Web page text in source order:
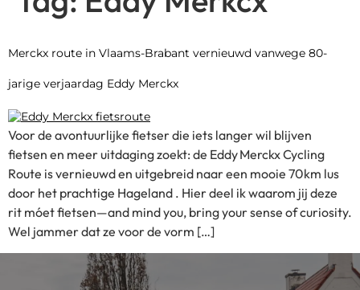
Merckx route in Vlaams-Brabant vernieuwd vanwege 80-
jarige verjaardag Eddy Merckx
Voor de avontuurlijke fietser die iets langer wil blijven
fietsen en meer uitdaging zoekt: de Eddy Merckx Cycling
Route is vernieuwd en uitgebreid naar een mooie 70km lus
door het prachtige Hageland . Hier deel ik waarom jij deze
rit móet fietsen—and mind you, bring your sense of curiosity.
Wel jammer dat ze voor de vorm […]